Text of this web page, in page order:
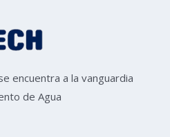
encuentra a la vanguardia
de Agua